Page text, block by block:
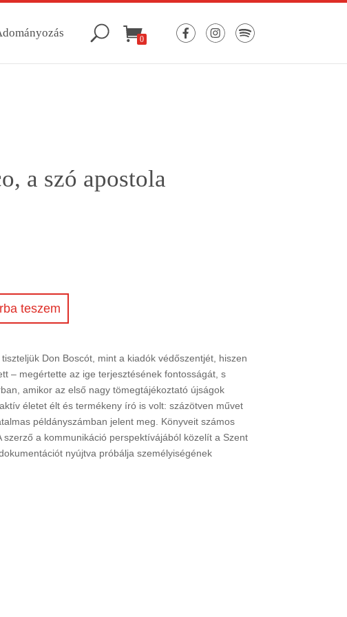
0
a szó apostola
teszem
Don Boscót, mint a kiadók védőszentjét, hiszen
– megértette az ige terjesztésének fontosságát, s
amikor az első nagy tömegtájékoztató újságok
életet élt és termékeny író is volt: százötven művet
példányszámban jelent meg. Könyveit számos
szerző a kommunikáció perspektívájából közelít a Szent
nyújtva próbálja személyiségének